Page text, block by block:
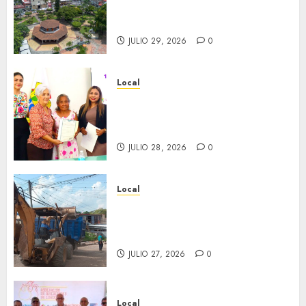
JULIO 29, 2026 0
Local
JULIO 28, 2026 0
Local
JULIO 27, 2026 0
Local